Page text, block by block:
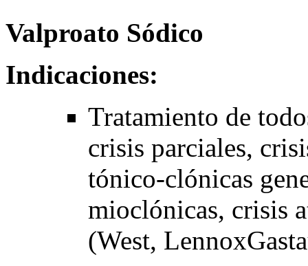
Valproato Sódico
Indicaciones:
Tratamiento de
crisis parciales,
tónico-clónicas
mioclónicas, crisis
(West,